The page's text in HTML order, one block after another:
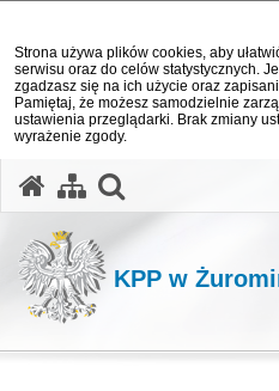
Strona używa plików cookies, aby
serwisu oraz do celów statystycznych.
zgadzasz się na ich użycie oraz
Pamiętaj, że możesz samodzielnie
ustawienia przeglądarki. Brak zmiany
wyrażenie zgody.
KPP w